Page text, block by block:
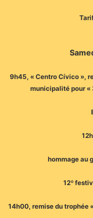
9h45, « Centro Cívico »,
municipalité pour «
hommage au
12º festival
14h00, remise du trophée